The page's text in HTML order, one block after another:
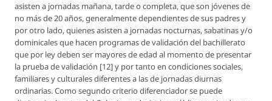
asisten a jornadas mañana, tarde o completa, que son jóvenes de
no más de 20 años, generalmente dependientes de sus padres y
por otro lado, quienes asisten a jornadas nocturnas, sabatinas y/o
dominicales que hacen programas de validación del bachillerato
que por ley deben ser mayores de edad al momento de presentar
la prueba de validación [12] y por tanto en condiciones sociales,
familiares y culturales diferentes a las de jornadas diurnas
ordinarias. Como segundo criterio diferenciador se puede